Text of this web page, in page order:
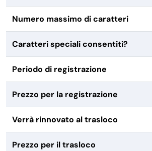
Numero massimo di caratteri
Caratteri speciali consentiti?
Periodo di registrazione
Prezzo per la registrazione
Verrà rinnovato al trasloco
Prezzo per il trasloco